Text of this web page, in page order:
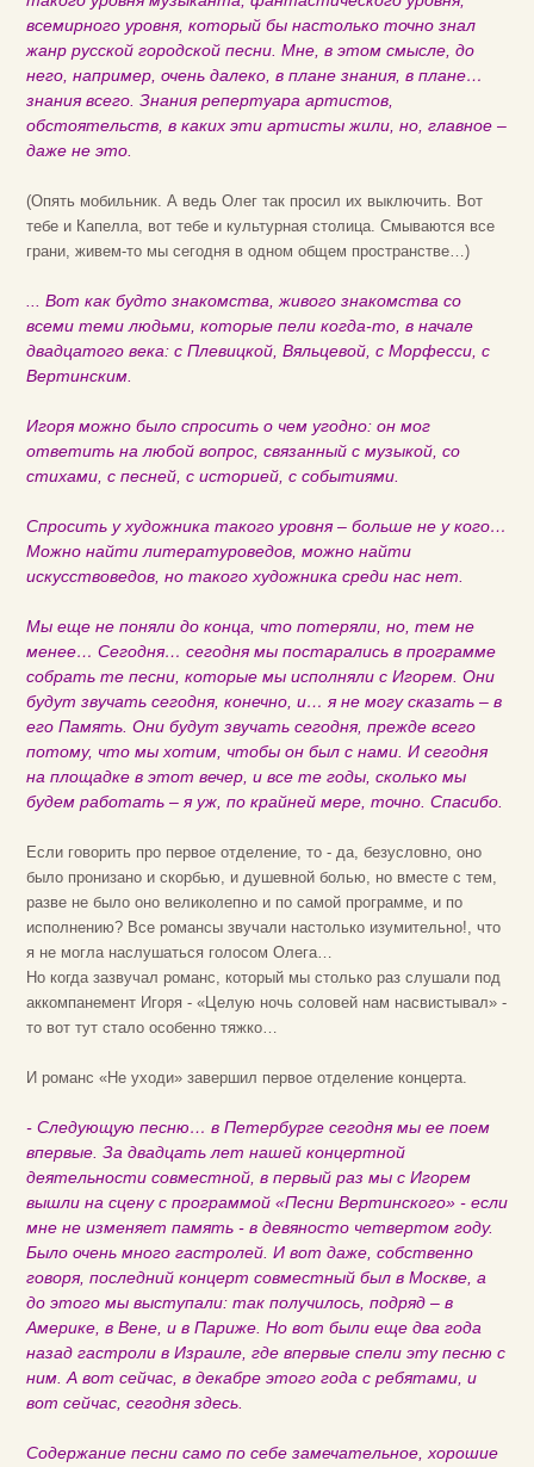
всемирного уровня, который бы настолько точно знал
жанр русской городской песни. Мне, в этом смысле, до
него, например, очень далеко, в плане знания, в плане…
знания всего. Знания репертуара артистов,
обстоятельств, в каких эти артисты жили, но, главное –
даже не это.
(Опять мобильник. А ведь Олег так просил их выключить. Вот
тебе и Капелла, вот тебе и культурная столица. Смываются все
грани, живем-то мы сегодня в одном общем пространстве…)
... Вот как будто знакомства, живого знакомства со
всеми теми людьми, которые пели когда-то, в начале
двадцатого века: с Плевицкой, Вяльцевой, с Морфесси, с
Вертинским.
Игоря можно было спросить о чем угодно: он мог
ответить на любой вопрос, связанный с музыкой, со
стихами, с песней, с историей, с событиями.
Спросить у художника такого уровня – больше не у кого…
Можно найти литературоведов, можно найти
искусствоведов, но такого художника среди нас нет.
Мы еще не поняли до конца, что потеряли, но, тем не
менее… Сегодня… сегодня мы постарались в программе
собрать те песни, которые мы исполняли с Игорем. Они
будут звучать сегодня, конечно, и… я не могу сказать – в
его Память. Они будут звучать сегодня, прежде всего
потому, что мы хотим, чтобы он был с нами. И сегодня
на площадке в этот вечер, и все те годы, сколько мы
будем работать – я уж, по крайней мере, точно. Спасибо.
Если говорить про первое отделение, то - да, безусловно, оно
было пронизано и скорбью, и душевной болью, но вместе с тем,
разве не было оно великолепно и по самой программе, и по
исполнению? Все романсы звучали настолько изумительно!, что
я не могла наслушаться голосом Олега…
Но когда зазвучал романс, который мы столько раз слушали под
аккомпанемент Игоря - «Целую ночь соловей нам насвистывал» -
то вот тут стало особенно тяжко…
И романс «Не уходи» завершил первое отделение концерта.
- Следующую песню… в Петербурге сегодня мы ее поем
впервые. За двадцать лет нашей концертной
деятельности совместной, в первый раз мы с Игорем
вышли на сцену с программой «Песни Вертинского» - если
мне не изменяет память - в девяносто четвертом году.
Было очень много гастролей. И вот даже, собственно
говоря, последний концерт совместный был в Москве, а
до этого мы выступали: так получилось, подряд – в
Америке, в Вене, и в Париже. Но вот были еще два года
назад гастроли в Израиле, где впервые спели эту песню с
ним. А вот сейчас, в декабре этого года с ребятами, и
вот сейчас, сегодня здесь.
Содержание песни само по себе замечательное, хорошие